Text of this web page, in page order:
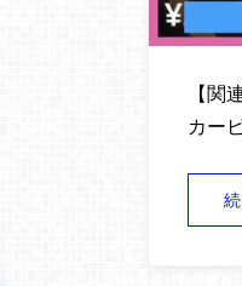
【関
カー